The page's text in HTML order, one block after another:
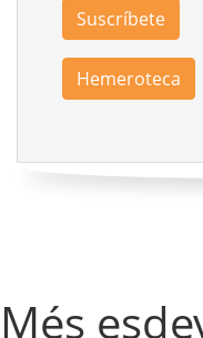
Suscríbete
Hemeroteca
Més